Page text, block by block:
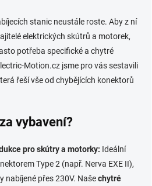
i
e
p
r
v
y
p
i
u
stanic neustále roste. Aby z ní
elektrických skútrů a motorek,
potřeba specifické a chytré
Motion.cz jsme pro vás sestavili
řeší vše od chybějících konektorů
vybavení?
pro skútry a motorky: Ideální
Type 2 (např. Nerva EXE II),
nabíjené přes 230V. Našechytré